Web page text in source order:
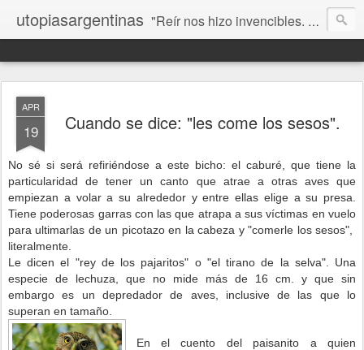
utopiasargentinas "Reír nos hizo invencibles. No como los que siempre ganan, sino como aquellos que no se rinden”. Frida Kahlo
APR
19 Cuando se dice: "les come los sesos".
No sé si será refiriéndose a este bicho: el caburé, que tiene la
particularidad de tener un canto que atrae a otras aves que
empiezan a volar a su alrededor y entre ellas elige a su presa.
Tiene poderosas garras con las que atrapa a sus víctimas en vuelo
para ultimarlas de un picotazo en la cabeza y "comerle los sesos",
literalmente.
Le dicen el "rey de los pajaritos" o "el tirano de la selva". Una
especie de lechuza, que no mide más de 16 cm. y que sin
embargo es un depredador de aves, inclusive de las que lo
superan en tamaño.
En el cuento del paisanito a quien